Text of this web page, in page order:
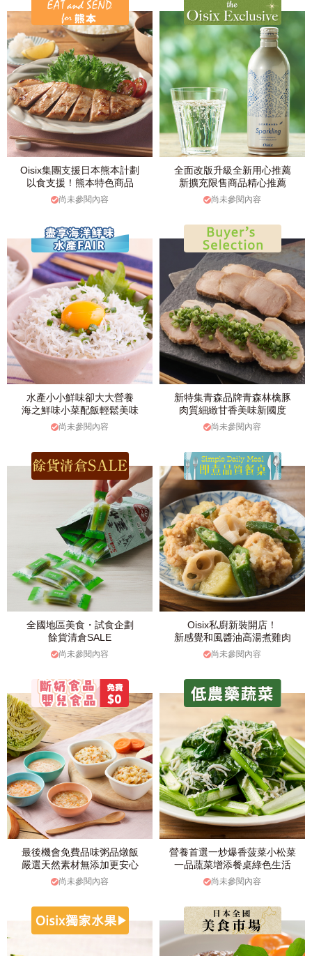
Oisix集團支援日本熊本計劃
以食支援！熊本特色商品
尚未參閱內容
全面改版升級全新用心推薦
新擴充限售商品精心推薦
尚未參閱內容
水產小小鮮味卻大大營養
海之鮮味小菜配飯輕鬆美味
尚未參閱內容
新特集青森品牌青森林檎豚
肉質細緻甘香美味新國度
尚未參閱內容
全國地區美食・試食企劃
餘貨清倉SALE
尚未參閱內容
Oisix私廚新裝開店！
新感覺和風醬油高湯煮雞肉
尚未參閱內容
最後機會免費品味粥品燉飯
嚴選天然素材無添加更安心
尚未參閱內容
營養首選一炒爆香菠菜小松菜
一品蔬菜增添餐桌綠色生活
尚未參閱內容